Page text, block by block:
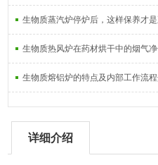
生物质蒸汽炉停炉后，这样保养才
生物质热风炉在药材烘干中的烟气
生物质熔铝炉的特点及内部工作流
详细介绍